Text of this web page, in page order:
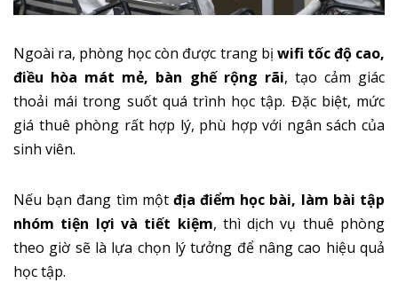
Ngoài ra, phòng học còn được trang bị wifi tốc độ cao,
điều hòa mát mẻ, bàn ghế rộng rãi, tạo cảm giác
thoải mái trong suốt quá trình học tập. Đặc biệt, mức
giá thuê phòng rất hợp lý, phù hợp với ngân sách của
sinh viên.
Nếu bạn đang tìm một địa điểm học bài, làm bài tập
nhóm tiện lợi và tiết kiệm, thì dịch vụ thuê phòng
theo giờ sẽ là lựa chọn lý tưởng để nâng cao hiệu quả
học tập.